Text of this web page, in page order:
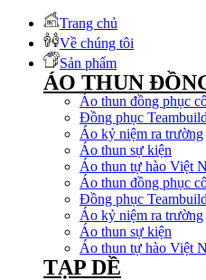
Trang chủ
Về chúng tôi
Sản phẩm
ÁO THUN
Áo thun đồng phục
Đồng phục
Áo kỷ niệm ra trường
Áo thun sự kiện
Áo thun tự hào Việt
Áo thun đồng phục
Đồng phục
Áo kỷ niệm ra trường
Áo thun sự kiện
Áo thun tự hào Việt
TẠP DỀ